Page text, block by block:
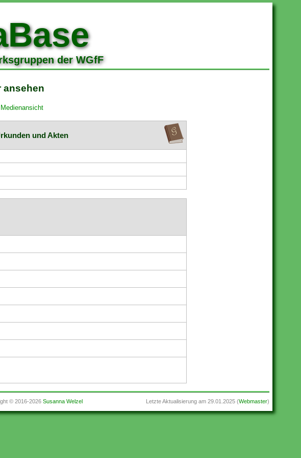
der WGfF
ansehen
und Akten
Letzte Aktualisierung am29.01.2025(Webmaster)
© 2016-2026Susanna Welzel